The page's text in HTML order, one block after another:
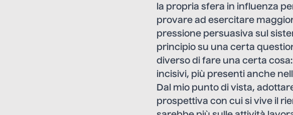
la propria sfera in influenza
provare ad esercitare
pressione persuasiva sul
principio su una certa
diverso di fare una certa
incisivi, più presenti anche
Dal mio punto di vista,
prospettiva con cui si vive il